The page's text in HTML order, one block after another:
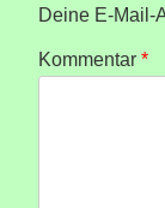
Deine E-Mail-
Kommentar *